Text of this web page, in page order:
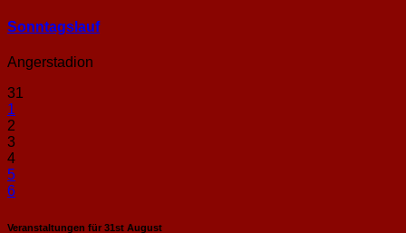
Sonntags­lauf
Angerstadion
31
1
2
3
4
5
6
Veranstaltungen für 31st August